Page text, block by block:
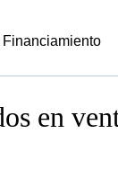
Financiamiento
en